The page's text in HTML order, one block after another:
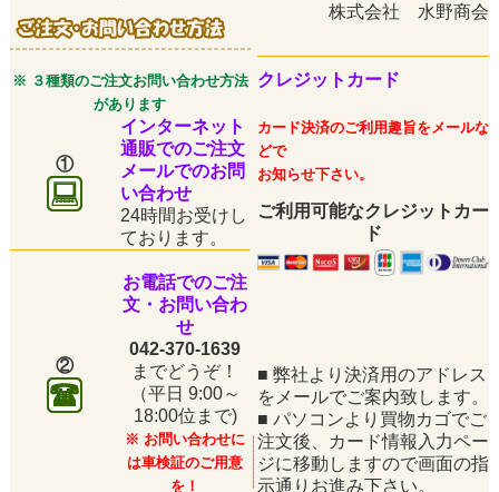
株式会社 水野商会
※ ３種類のご注文お問い合わせ方法
があります
クレジットカード
①
インターネット
通販でのご注文
メールでのお問
い合わせ
24時間お受けし
ております。
カード決済のご利用趣旨をメールな
どで
お知らせ下さい。
ご利用可能なクレジットカー
ド
②
お電話でのご注
文・お問い合わ
せ
042-370-1639
までどうぞ！
（平日 9:00～
18:00位まで)
※ お問い合わせに
は車検証のご用意
を！
■ 弊社より決済用のアドレス
をメールでご案内致します。
■ パソコンより買物カゴでご
注文後、カード情報入力ペー
ジに移動しますので画面の指
示通りお進み下さい。